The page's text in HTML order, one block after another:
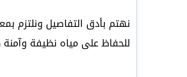
نهتم بأدق التفاصيل ونلتزم
للحفاظ على مياه نظيفة